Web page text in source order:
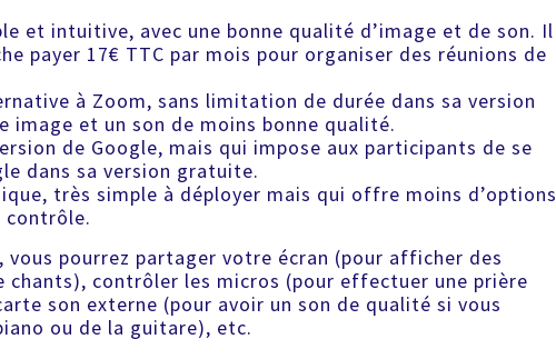
et intuitive, avec une bonne qualité d’image et de son. Il
payer 17€ TTC par mois pour organiser des réunions de
à Zoom, sans limitation de durée dans sa version
image et un son de moins bonne qualité.
de Google, mais qui impose aux participants de se
dans sa version gratuite.
très simple à déployer mais qui offre moins d’options
contrôle.
vous pourrez partager votre écran (pour afficher des
chants), contrôler les micros (pour effectuer une prière
son externe (pour avoir un son de qualité si vous
ou de la guitare), etc.